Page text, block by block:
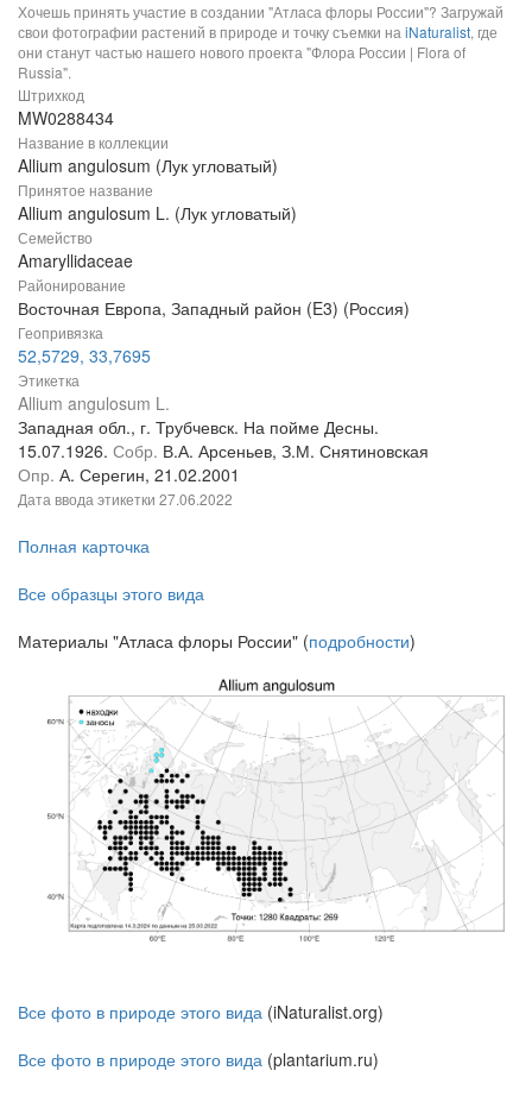
Хочешь принять участие в создании "Атласа флоры России"? Загружай
свои фотографии растений в природе и точку съемки на iNaturalist, где
они станут частью нашего нового проекта "Флора России | Flora of
Russia".
Штрихкод
MW0288434
Название в коллекции
Allium angulosum (Лук угловатый)
Принятое название
Allium angulosum L. (Лук угловатый)
Семейство
Amaryllidaceae
Районирование
Восточная Европа, Западный район (E3) (Россия)
Геопривязка
52,5729, 33,7695
Этикетка
Allium angulosum L.
Западная обл., г. Трубчевск. На пойме Десны.
15.07.1926. Собр. В.А. Арсеньев, З.М. Снятиновская
Опр. А. Серегин, 21.02.2001
Дата ввода этикетки 27.06.2022
Полная карточка
Все образцы этого вида
Материалы "Атласа флоры России" (подробности)
Все фото в природе этого вида (iNaturalist.org)
Все фото в природе этого вида (plantarium.ru)